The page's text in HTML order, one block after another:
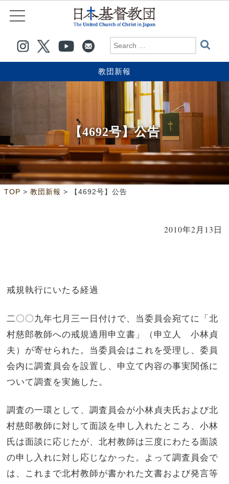
教団新報
【4692号】公告
TOP > 教団新報 > 【4692号】公告
2010年2月13日
戒規執行にいたる経過
二〇〇九年七月三一日付けで、当委員会宛てに「北
村慈郎教師への戒規適用申立書」（申立人 小林貞
夫）が寄せられた。当委員会はこれを受理し、委員
会内に調査員会を設置し、申立て内容の事実関係に
ついて調査を実施した。
調査の一環として、調査員会が小林貞夫氏および北
村慈郎教師に対して面談を申し入れたところ、小林
氏は面談に応じたが、北村教師は三度にわたる面談
の申し入れに対し応じなかった。よって調査員会で
は、これまで北村教師が書かれた文書および発言等